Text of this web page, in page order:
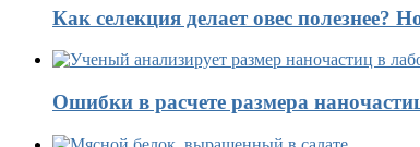
Как селекция делает овес полезнее?
Ошибки в расчете размера